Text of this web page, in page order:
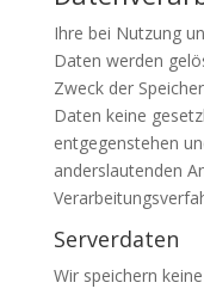
Ihre bei Nutzung
Daten werden
Zweck der
Daten keine
entgegenstehen
anderslautenden
Serverdaten
Wir speichern